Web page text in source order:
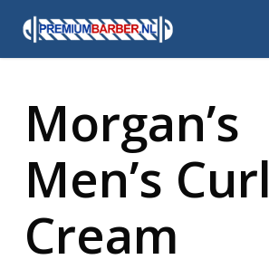
main
Morgan’s
Men’s Curl
Cream